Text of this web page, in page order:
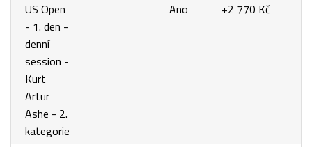
US Open
- 1. den -
denní
session -
Kurt
Artur
Ashe - 2.
kategorie
Ano +2 770 Kč